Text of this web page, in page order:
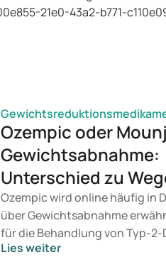
Ozempic oder
Gewichtsabnahme:
Unterschied zu
Ozempic wird online häufig in
über Gewichtsabnahme
für die Behandlung von Typ-
vorgesehen. Suchen Sie eine
Lies weiter